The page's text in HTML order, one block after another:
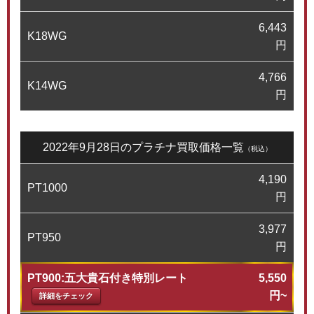
K18WG
6,443
円
K14WG
4,766
円
2022年9月28日のプラチナ買取価格一覧 （税込）
PT1000
4,190
円
PT950
3,977
円
PT900:五大貴石付き特別レート
詳細をチェック
5,550
円~